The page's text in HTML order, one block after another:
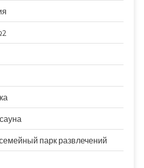
парк развлечений